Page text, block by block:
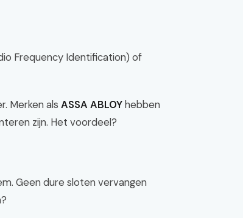
Frequency Identification) of
Merken als ASSA ABLOYhebben
zijn. Het voordeel?
Geen dure sloten vervangen